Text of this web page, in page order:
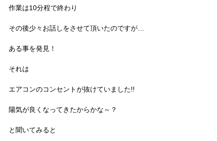
作業は10分程で終わり
その後少々お話しをさせて頂いたのですが…
ある事を発見！
それは
エアコンのコンセントが抜けていました!!
陽気が良くなってきたからかな～？
と聞いてみると